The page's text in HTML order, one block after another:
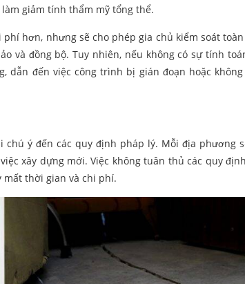
giảm tính thẩm mỹ tổng thể.
hơn, nhưng sẽ cho phép gia chủ kiểm soát
và đồng bộ. Tuy nhiên, nếu không có sự tính
dẫn đến việc công trình bị gián đoạn hoặc
ý đến các quy định pháp lý. Mỗi địa phương
xây dựng mới. Việc không tuân thủ các quy
mất thời gian và chi phí.